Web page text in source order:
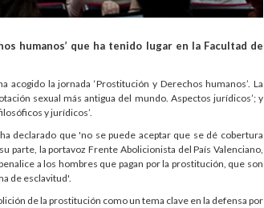
humanos’ que ha tenido lugar en la Facultad de
la jornada ‘Prostitución y Derechos humanos’. La
sexual más antigua del mundo. Aspectos jurídicos’; y
y jurídicos’.
declarado que 'no se puede aceptar que se dé cobertura
parte, la portavoz Frente Abolicionista del País Valenciano,
a los hombres que pagan por la prostitución, que son
de esclavitud'.
de la prostitución como un tema clave en la defensa por